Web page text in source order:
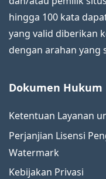
hingga 100 kata
yang valid diberikan
dengan arahan yang
Dokumen Hukum
Ketentuan Layanan
Perjanjian Lisensi
Watermark
Kebijakan Privasi